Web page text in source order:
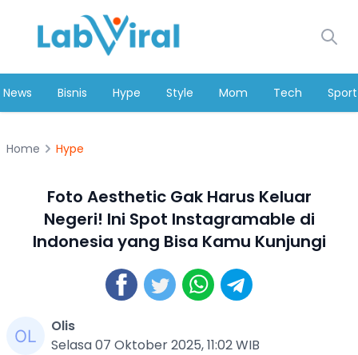
News Bisnis Hype Style Mom Tech Sport
Home Hype
Foto Aesthetic Gak Harus Keluar
Negeri! Ini Spot Instagramable di
Indonesia yang Bisa Kamu Kunjungi
Olis
Selasa 07 Oktober 2025, 11:02 WIB